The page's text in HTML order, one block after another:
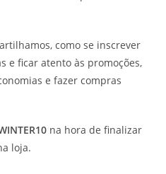
como se inscrever
e ficar atento às promoções,
e fazer compras
na hora de finalizar
loja.